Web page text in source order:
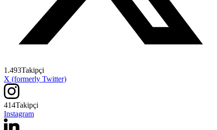
1.493Takipçi
X (formerly Twitter)
414Takipçi
Instagram